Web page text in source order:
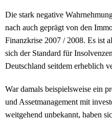
Die stark negative
nach auch geprägt von den
Finanzkrise 2007 / 2008. Es ist
sich der Standard für
Deutschland seitdem erheblich
War damals beispielsweise ein
und Assetmanagement mit
weitgehend unbekannt, haben